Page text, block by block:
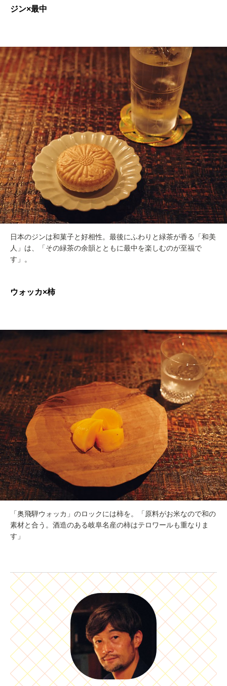
ジン×最中
日本のジンは和菓子と好相性。最後にふわりと緑茶が香る「和美
人」は、「その緑茶の余韻とともに最中を楽しむのが至福で
す」。
ウォッカ×柿
「奥飛騨ウォッカ」のロックには柿を。「原料がお米なので和の
素材と合う。酒造のある岐阜名産の柿はテロワールも重なりま
す」